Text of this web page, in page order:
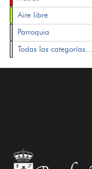
Aire libre
Parroquia
Todas las categorías...